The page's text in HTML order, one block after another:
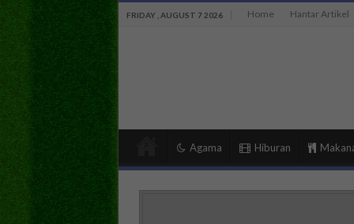
FRIDAY , AUGUST 7 2026 Home Hantar Artikel
Agama Hiburan